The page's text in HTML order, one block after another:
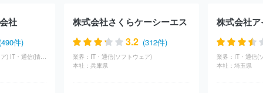
ス株式会社
日本タタ・コンサルタンシー・サービシズ株式会社
日本IBM株式会社
株式会社構造計画研究所
株式会社ＣＩＪ
株式会社コア
日本電気通信システム株式会社
ニッセイ情報テクノロジー株式会社
株式会社ニッセイコム
社
件)
株式会社さくらケーシーエス
3.2 (312件)
業界： IT・通信(ソフトウェア)
本社： 兵庫県
株式会社
業界： IT・通信(
本社： 埼玉県